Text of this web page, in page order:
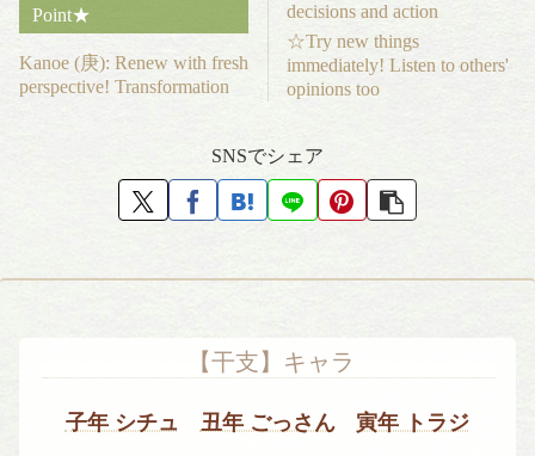
Point★
Kanoe (庚): Renew with fresh
perspective! Transformation
decisions and action
☆Try new things
immediately! Listen to others'
opinions too
SNSでシェア
【干支】キャラ
子年 シチュ 丑年 ごっさん 寅年 トラジ